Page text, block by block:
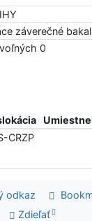
záverečné
0
CRZP
odkaz
Zdieľať